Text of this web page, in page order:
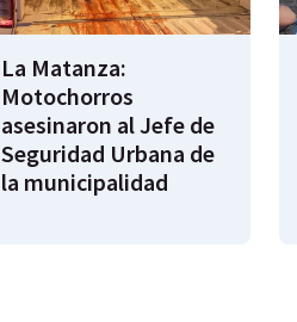
La Matanza:
Motochorros
asesinaron al Jefe de
Seguridad Urbana de
la municipalidad